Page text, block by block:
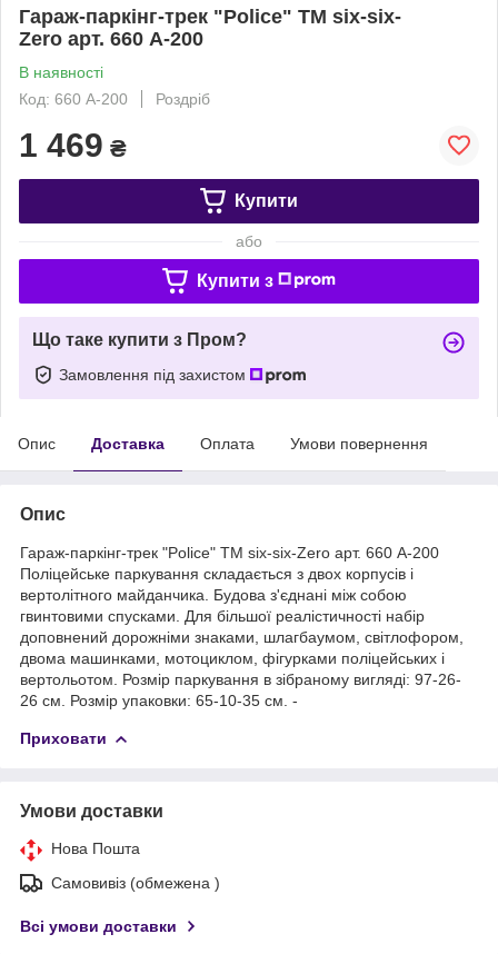
Гараж-паркінг-трек "Police" TM six-six-
Zero арт. 660 А-200
В наявності
Код: 660 А-200
Роздріб
1 469 ₴
Купити
або
Купити з
Що таке купити з Пром?
Замовлення під захистом
Опис Доставка Оплата Умови повернення
Опис
Гараж-паркінг-трек "Police" TM six-six-Zero арт. 660 А-200
Поліцейське паркування складається з двох корпусів і
вертолітного майданчика. Будова з'єднані між собою
гвинтовими спусками. Для більшої реалістичності набір
доповнений дорожніми знаками, шлагбаумом, світлофором,
двома машинками, мотоциклом, фігурками поліцейських і
вертольотом. Розмір паркування в зібраному вигляді: 97-26-
26 см. Розмір упаковки: 65-10-35 см. -
Приховати
Умови доставки
Нова Пошта
Самовивіз (обмежена )
Всі умови доставки